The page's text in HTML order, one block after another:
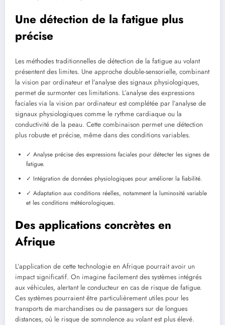
Une détection de la fatigue plus
précise
Les méthodes traditionnelles de détection de la fatigue au volant
présentent des limites. Une approche double-sensorielle, combinant
la vision par ordinateur et l’analyse des signaux physiologiques,
permet de surmonter ces limitations. L’analyse des expressions
faciales via la vision par ordinateur est complétée par l’analyse de
signaux physiologiques comme le rythme cardiaque ou la
conductivité de la peau. Cette combinaison permet une détection
plus robuste et précise, même dans des conditions variables.
✓ Analyse précise des expressions faciales pour détecter les signes de
fatigue.
✓ Intégration de données physiologiques pour améliorer la fiabilité.
✓ Adaptation aux conditions réelles, notamment la luminosité variable
et les conditions météorologiques.
Des applications concrètes en
Afrique
L’application de cette technologie en Afrique pourrait avoir un
impact significatif. On imagine facilement des systèmes intégrés
aux véhicules, alertant le conducteur en cas de risque de fatigue.
Ces systèmes pourraient être particulièrement utiles pour les
transports de marchandises ou de passagers sur de longues
distances, où le risque de somnolence au volant est plus élevé.